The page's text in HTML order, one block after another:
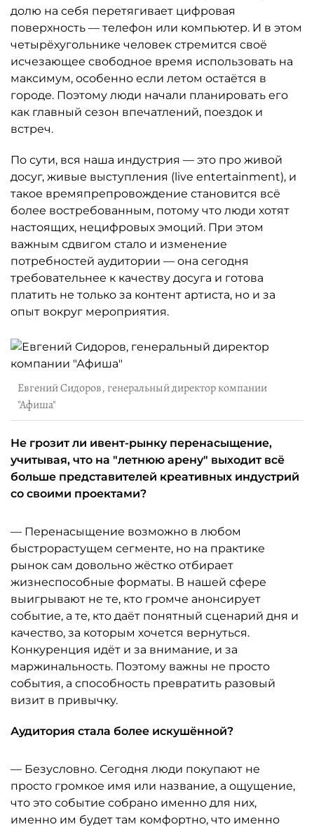
долю на себя перетягивает цифровая
поверхность — телефон или компьютер. И в этом
четырёхугольнике человек стремится своё
исчезающее свободное время использовать на
максимум, особенно если летом остаётся в
городе. Поэтому люди начали планировать его
как главный сезон впечатлений, поездок и
встреч.
По сути, вся наша индустрия — это про живой
досуг, живые выступления (live entertainment), и
такое времяпрепровождение становится всё
более востребованным, потому что люди хотят
настоящих, нецифровых эмоций. При этом
важным сдвигом стало и изменение
потребностей аудитории — она сегодня
требовательнее к качеству досуга и готова
платить не только за контент артиста, но и за
опыт вокруг мероприятия.
Евгений Сидоров, генеральный директор компании
"Афиша"
Не грозит ли ивент-рынку перенасыщение,
учитывая, что на "летнюю арену" выходит всё
больше представителей креативных индустрий
со своими проектами?
— Перенасыщение возможно в любом
быстрорастущем сегменте, но на практике
рынок сам довольно жёстко отбирает
жизнеспособные форматы. В нашей сфере
выигрывают не те, кто громче анонсирует
событие, а те, кто даёт понятный сценарий дня и
качество, за которым хочется вернуться.
Конкуренция идёт и за внимание, и за
маржинальность. Поэтому важны не просто
события, а способность превратить разовый
визит в привычку.
Аудитория стала более искушённой?
— Безусловно. Сегодня люди покупают не
просто громкое имя или название, а ощущение,
что это событие собрано именно для них,
именно им будет там комфортно, что именно